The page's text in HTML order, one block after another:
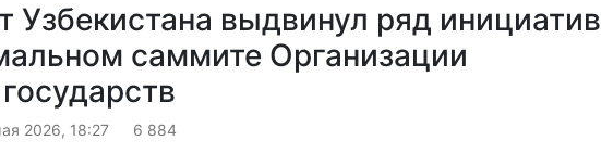
Узбекистана выдвинул ряд инициатив
саммите Организации
2026, 18:27 6 884